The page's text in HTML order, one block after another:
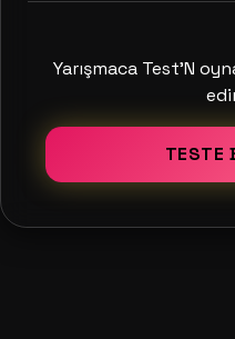
Yarışmaca Test'N
TESTE